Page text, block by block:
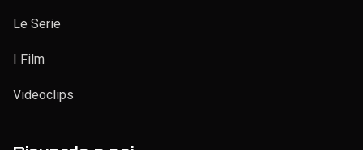
Le Serie
I Film
Videoclips